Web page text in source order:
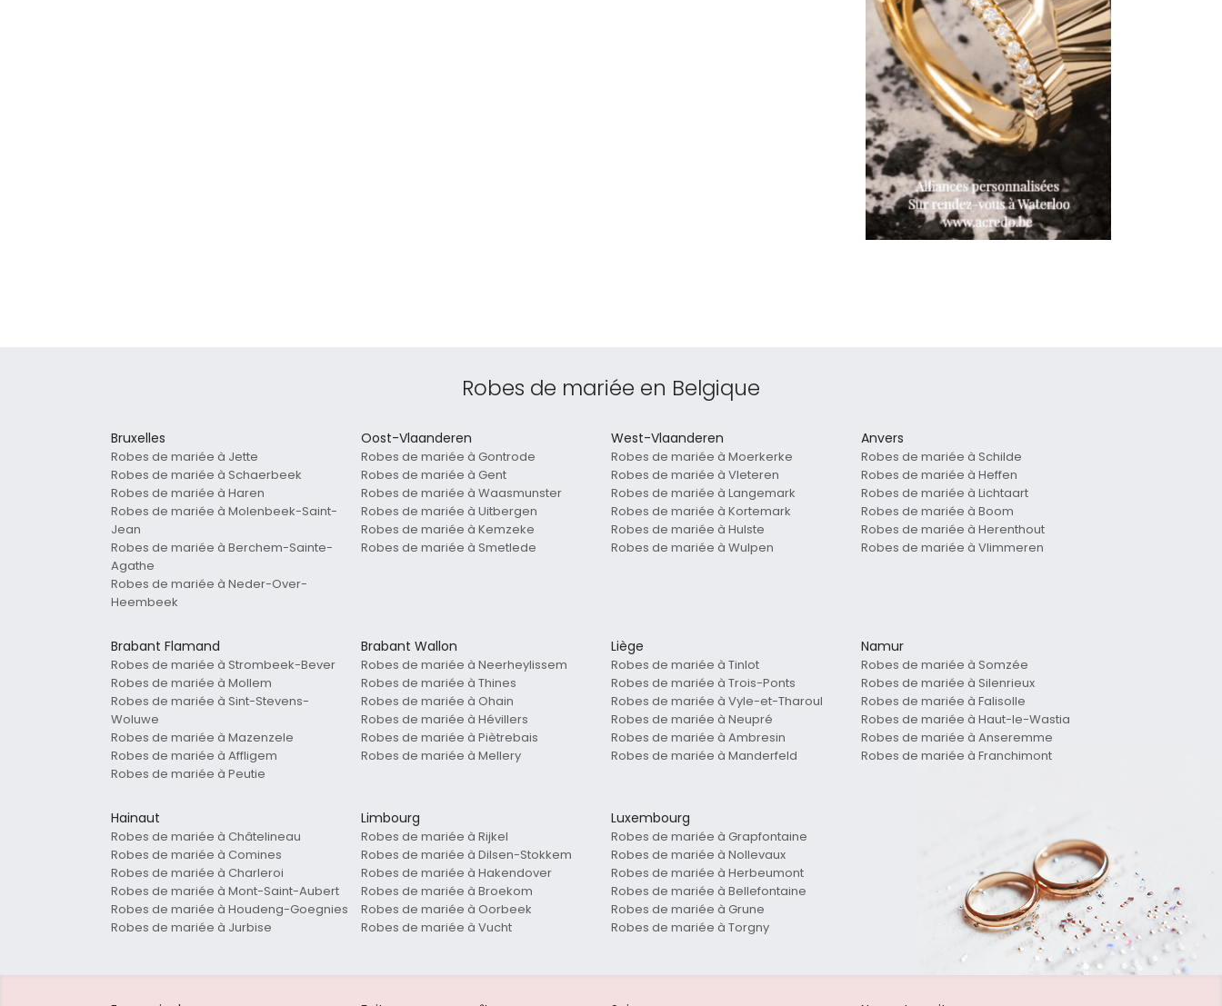
Robes de mariée en Belgique
Bruxelles
Robes de mariée à Jette
Robes de mariée à Schaerbeek
Robes de mariée à Haren
Robes de mariée à Molenbeek-Saint-
Jean
Robes de mariée à Berchem-Sainte-
Agathe
Robes de mariée à Neder-Over-
Heembeek
Oost-Vlaanderen
Robes de mariée à Gontrode
Robes de mariée à Gent
Robes de mariée à Waasmunster
Robes de mariée à Uitbergen
Robes de mariée à Kemzeke
Robes de mariée à Smetlede
West-Vlaanderen
Robes de mariée à Moerkerke
Robes de mariée à Vleteren
Robes de mariée à Langemark
Robes de mariée à Kortemark
Robes de mariée à Hulste
Robes de mariée à Wulpen
Anvers
Robes de mariée à Schilde
Robes de mariée à Heffen
Robes de mariée à Lichtaart
Robes de mariée à Boom
Robes de mariée à Herenthout
Robes de mariée à Vlimmeren
Brabant Flamand
Robes de mariée à Strombeek-Bever
Robes de mariée à Mollem
Robes de mariée à Sint-Stevens-
Woluwe
Robes de mariée à Mazenzele
Robes de mariée à Affligem
Robes de mariée à Peutie
Brabant Wallon
Robes de mariée à Neerheylissem
Robes de mariée à Thines
Robes de mariée à Ohain
Robes de mariée à Hévillers
Robes de mariée à Piètrebais
Robes de mariée à Mellery
Liège
Robes de mariée à Tinlot
Robes de mariée à Trois-Ponts
Robes de mariée à Vyle-et-Tharoul
Robes de mariée à Neupré
Robes de mariée à Ambresin
Robes de mariée à Manderfeld
Namur
Robes de mariée à Somzée
Robes de mariée à Silenrieux
Robes de mariée à Falisolle
Robes de mariée à Haut-le-Wastia
Robes de mariée à Anseremme
Robes de mariée à Franchimont
Hainaut
Robes de mariée à Châtelineau
Robes de mariée à Comines
Robes de mariée à Charleroi
Robes de mariée à Mont-Saint-Aubert
Robes de mariée à Houdeng-Goegnies
Robes de mariée à Jurbise
Limbourg
Robes de mariée à Rijkel
Robes de mariée à Dilsen-Stokkem
Robes de mariée à Hakendover
Robes de mariée à Broekom
Robes de mariée à Oorbeek
Robes de mariée à Vucht
Luxembourg
Robes de mariée à Grapfontaine
Robes de mariée à Nollevaux
Robes de mariée à Herbeumont
Robes de mariée à Bellefontaine
Robes de mariée à Grune
Robes de mariée à Torgny